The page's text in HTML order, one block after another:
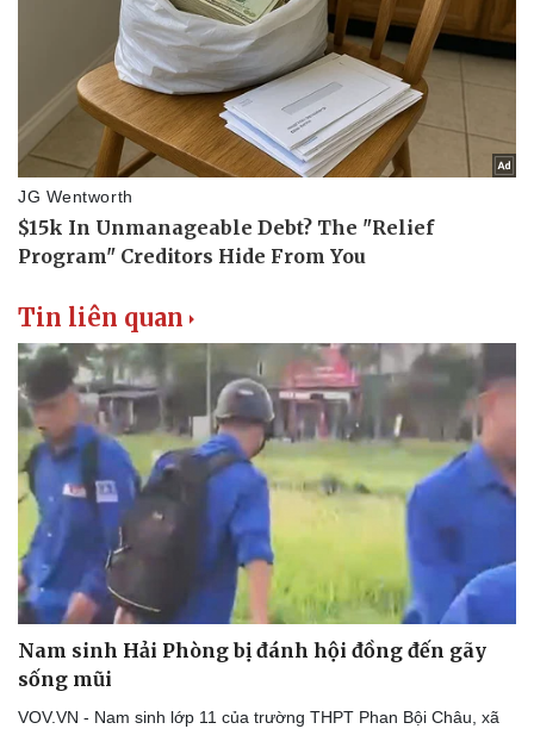
Doanh nghiệp
Thông tin doanh nghiệp
Doanh nghiệp 24h
Doanh nhân
Vì cộng đồng
Công nghệ
Sành điệu
Tin Công nghệ
Trải nghiệm
Tin liên quan
Nam sinh Hải Phòng bị đánh hội đồng đến gãy
sống mũi
VOV.VN - Nam sinh lớp 11 của trường THPT Phan Bội Châu, xã